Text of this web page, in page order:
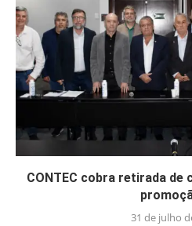
CONTEC cobra retirada
31 de julho